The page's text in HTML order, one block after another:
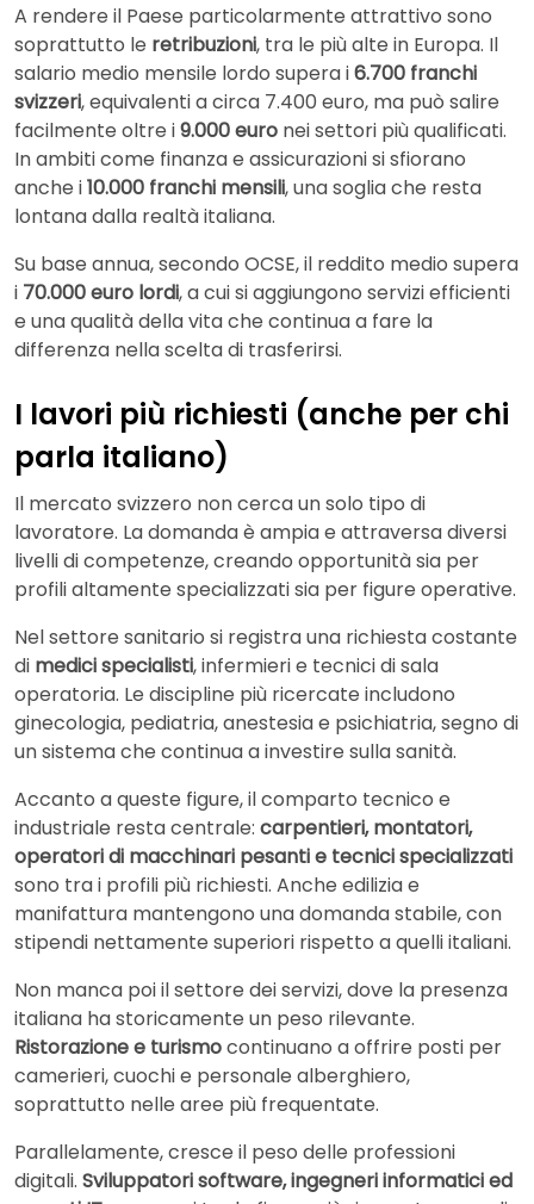
A rendere il Paese particolarmente attrattivo sono
soprattutto le retribuzioni, tra le più alte in Europa. Il
salario medio mensile lordo supera i6.700 franchi
svizzeri, equivalenti a circa 7.400 euro, ma può salire
facilmente oltre i9.000 euro nei settori più qualificati.
In ambiti come finanza e assicurazioni si sfiorano
anche i10.000 franchi mensili, una soglia che resta
lontana dalla realtà italiana.
Su base annua, secondo OCSE, il reddito medio supera
i 70.000 euro lordi, a cui si aggiungono servizi efficienti
e una qualità della vita che continua a fare la
differenza nella scelta di trasferirsi.
I lavori più richiesti (anche per chi
parla italiano)
Il mercato svizzero non cerca un solo tipo di
lavoratore. La domanda è ampia e attraversa diversi
livelli di competenze, creando opportunità sia per
profili altamente specializzati sia per figure operative.
Nel settore sanitario si registra una richiesta costante
di medici specialisti, infermieri e tecnici di sala
operatoria. Le discipline più ricercate includono
ginecologia, pediatria, anestesia e psichiatria, segno di
un sistema che continua a investire sulla sanità.
Accanto a queste figure, il comparto tecnico e
industriale resta centrale: carpentieri, montatori,
operatori di macchinari pesanti e tecnici specializzati
sono tra i profili più richiesti. Anche edilizia e
manifattura mantengono una domanda stabile, con
stipendi nettamente superiori rispetto a quelli italiani.
Non manca poi il settore dei servizi, dove la presenza
italiana ha storicamente un peso rilevante.
Ristorazione e turismocontinuano a offrire posti per
camerieri, cuochi e personale alberghiero,
soprattutto nelle aree più frequentate.
Parallelamente, cresce il peso delle professioni
digitali. Sviluppatori software, ingegneri informatici ed